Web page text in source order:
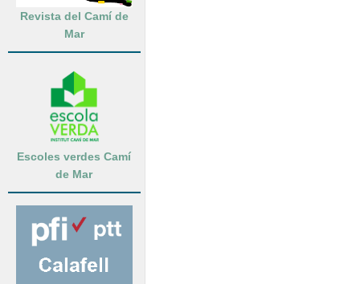
Revista del Camí de
Mar
Escoles verdes Camí
de Mar